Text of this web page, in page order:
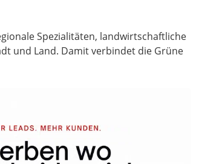
Spezialitäten, landwirtschaftliche
und Land. Damit verbindet die Grüne